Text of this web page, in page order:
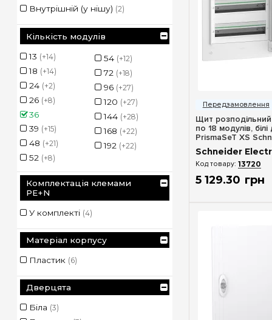
Щит
по 18 модулів, білі
PrismaSeT XS
LVSXN218
Schneider
13720
5 129.30 грн
Внутрішній (у нішу) (2)
Кількість модулів
13 (+14)
18 (+14)
24 (+2)
26 (+8)
36
39 (+15)
48 (+21)
52 (+8)
54 (+12)
72 (+18)
96 (+27)
120 (+27)
144 (+28)
168 (+22)
192 (+22)
Комплектація клемами
PE+N
У комплекті (4)
Матеріал корпусу
Пластик (6)
Дверцята
Біла (3)